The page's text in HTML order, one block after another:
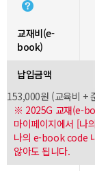
교재비(e-
book)
납입금액
153,000원 (교육비 +
※ 2025G 교재(e-
마이페이지에서 [나
나의 e-book code
않아도 됩니다.